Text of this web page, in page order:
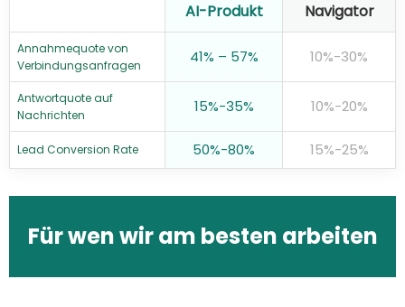
AI-Produkt
Navigator
Annahmequote von
Verbindungsanfragen
41% – 57% 10%-30%
Antwortquote auf
Nachrichten
15%-35% 10%-20%
Lead Conversion Rate 50%-80% 15%-25%
Für wen wir am besten arbeiten